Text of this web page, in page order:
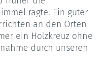
ragte. Ein guter
an den Orten
ein Holzkreuz ohne
durch unseren